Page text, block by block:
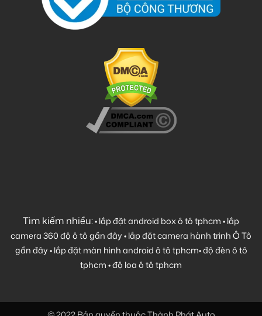
Tìm kiếm nhiều:•lắp đặt android box ô tô tphcm•lắp
camera 360 độ ô tô gần đây•lắp đặt camera hành trình Ô Tô
gần đây•lắp đặt màn hình android ô tô tphcm•độ đèn ô tô
tphcm•độ loa ô tô tphcm